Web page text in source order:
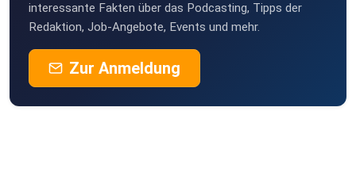
interessante Fakten über das Podcasting, Tipps der
Redaktion, Job-Angebote, Events und mehr.
Zur Anmeldung